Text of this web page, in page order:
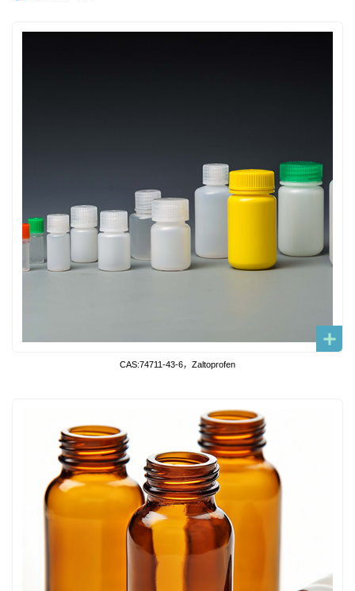
CAS:74711-43-6，Zaltoprofen